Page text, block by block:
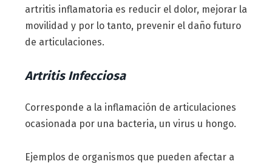
artritis inflamatoria es reducir el dolor, mejorar la
movilidad y por lo tanto, prevenir el daño futuro
de articulaciones.
Artritis Infecciosa
Corresponde a la inflamación de articulaciones
ocasionada por una bacteria, un virus u hongo.
Ejemplos de organismos que pueden afectar a